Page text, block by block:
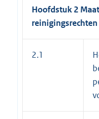
Hoofdstuk 2
reinigingsrechten
2.1